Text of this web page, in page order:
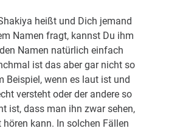
heißt und Dich jemand
Namen fragt, kannst Du ihm
Namen natürlich einfach
ist das aber gar nicht so
Beispiel, wenn es laut ist und
versteht oder der andere so
ist, dass man ihn zwar sehen,
hören kann. In solchen Fällen